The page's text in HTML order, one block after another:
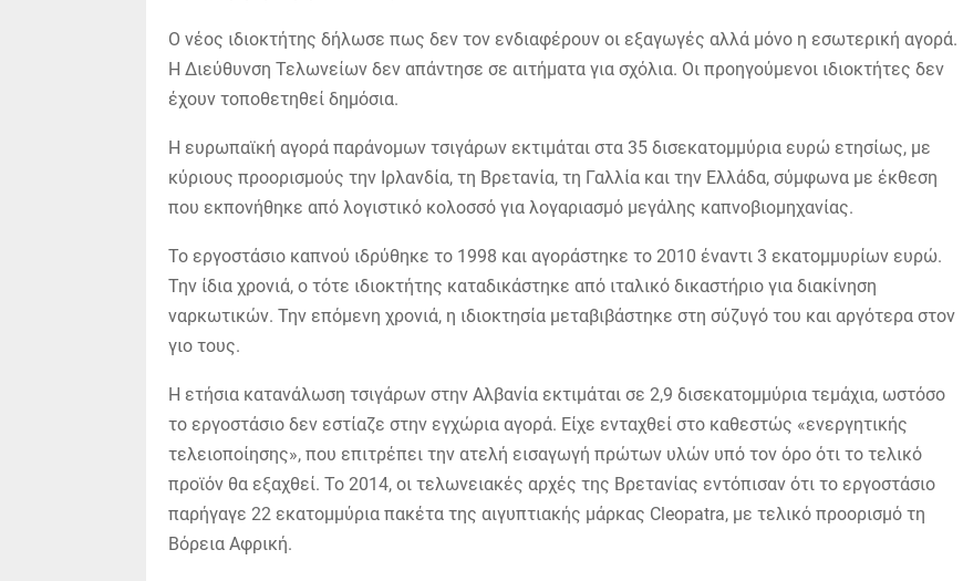
Ο νέος ιδιοκτήτης δήλωσε πως δεν τον ενδιαφέρουν οι εξαγωγές αλλά μόνο η εσωτερική αγορά.
Η Διεύθυνση Τελωνείων δεν απάντησε σε αιτήματα για σχόλια. Οι προηγούμενοι ιδιοκτήτες δεν
έχουν τοποθετηθεί δημόσια.
Η ευρωπαϊκή αγορά παράνομων τσιγάρων εκτιμάται στα 35 δισεκατομμύρια ευρώ ετησίως, με
κύριους προορισμούς την Ιρλανδία, τη Βρετανία, τη Γαλλία και την Ελλάδα, σύμφωνα με έκθεση
που εκπονήθηκε από λογιστικό κολοσσό για λογαριασμό μεγάλης καπνοβιομηχανίας.
Το εργοστάσιο καπνού ιδρύθηκε το 1998 και αγοράστηκε το 2010 έναντι 3 εκατομμυρίων ευρώ.
Την ίδια χρονιά, ο τότε ιδιοκτήτης καταδικάστηκε από ιταλικό δικαστήριο για διακίνηση
ναρκωτικών. Την επόμενη χρονιά, η ιδιοκτησία μεταβιβάστηκε στη σύζυγό του και αργότερα στον
γιο τους.
Η ετήσια κατανάλωση τσιγάρων στην Αλβανία εκτιμάται σε 2,9 δισεκατομμύρια τεμάχια, ωστόσο
το εργοστάσιο δεν εστίαζε στην εγχώρια αγορά. Είχε ενταχθεί στο καθεστώς «ενεργητικής
τελειοποίησης», που επιτρέπει την ατελή εισαγωγή πρώτων υλών υπό τον όρο ότι το τελικό
προϊόν θα εξαχθεί. Το 2014, οι τελωνειακές αρχές της Βρετανίας εντόπισαν ότι το εργοστάσιο
παρήγαγε 22 εκατομμύρια πακέτα της αιγυπτιακής μάρκας Cleopatra, με τελικό προορισμό τη
Βόρεια Αφρική.